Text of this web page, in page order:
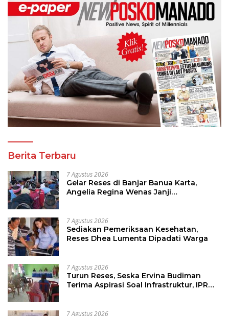
Berita Terbaru
7 Agustus 2026
Gelar Reses di Banjar Banua Karta,
Angelia Regina Wenas Janji
7 Agustus 2026
Sediakan Pemeriksaan Kesehatan,
Reses Dhea Lumenta Dipadati Warga
7 Agustus 2026
Turun Reses, Seska Ervina Budiman
Terima Aspirasi Soal Infrastruktur, IPR
7 Agustus 2026